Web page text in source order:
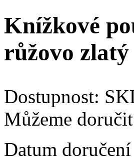
Knížkové
růžovo zlatý
Dostupnost:
Můžeme
Datum